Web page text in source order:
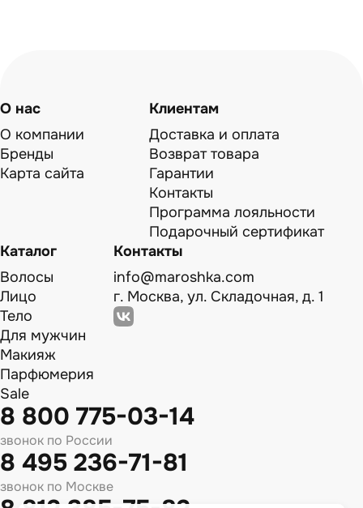
О нас
О компании
Бренды
Карта сайта
Клиентам
Доставка и оплата
Возврат товара
Гарантии
Контакты
Программа лояльности
Подарочный сертификат
Каталог
Волосы
Лицо
Тело
Для мужчин
Макияж
Парфюмерия
Sale
Контакты
info@maroshka.com
г. Москва, ул. Складочная, д. 1
8 800 775-03-14
звонок по России
8 495 236-71-81
звонок по Москве